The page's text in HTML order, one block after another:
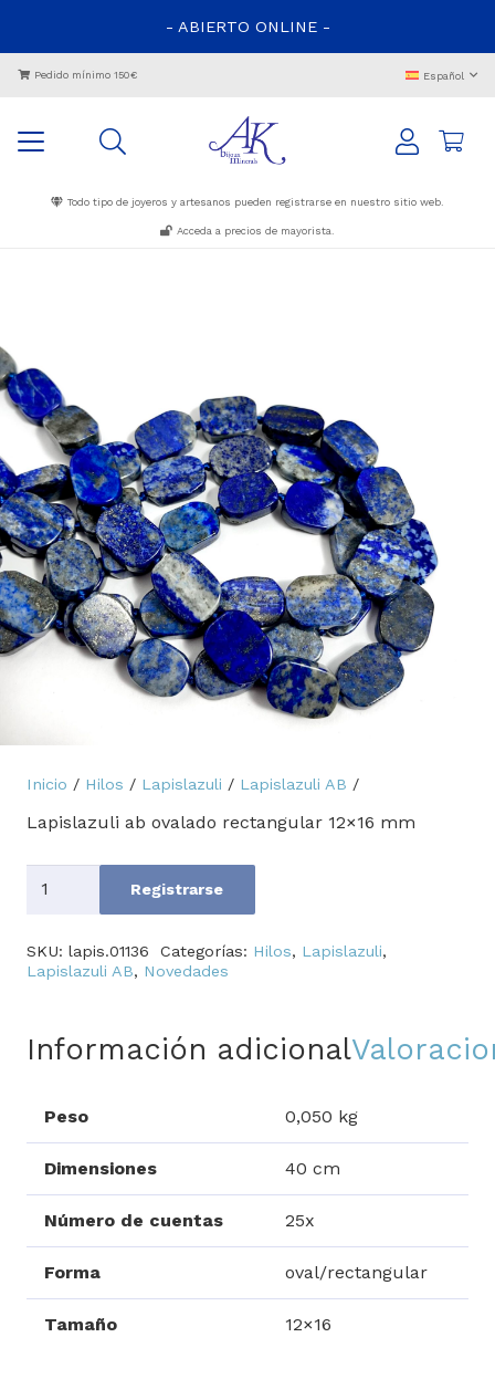
- ABIERTO ONLINE -
Pedido mínimo 150€ Español
Todo tipo de joyeros y artesanos pueden registrarse en nuestro sitio web.
Acceda a precios de mayorista.
Inicio / Hilos / Lapislazuli / Lapislazuli AB /
Lapislazuli ab ovalado rectangular 12×16 mm
Cantidad Registrarse
SKU: lapis.01136 Categorías: Hilos, Lapislazuli,
Lapislazuli AB, Novedades
Información adicional
Peso 0,050 kg
Dimensiones 40 cm
Número de cuentas 25x
Forma oval/rectangular
Tamaño 12×16